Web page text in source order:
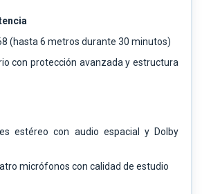
(hasta 6 metros durante 30 minutos)
con protección avanzada y estructura
estéreo con audio espacial y Dolby
micrófonos con calidad de estudio